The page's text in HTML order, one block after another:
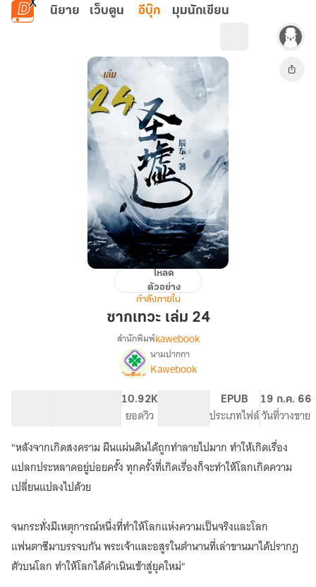
ข้ามไปยังเนื้อหาหลัก
นิยาย เว็บตูน อีบุ๊ก มุมนักเขียน
โหลด
ตัวอย่าง
กำลังภายใน
ซากเทวะ เล่ม 24
เรื่อง [นิยาย
แปล]
ซาก
เทวะ
อ่าน
ฟรี-
Pack)
สำนักพิมพ์kawebook
นามปากกา
Kawebook
10.92K
ยอดวิว
EPUB
ประเภทไฟล์
19 ก.ค. 66
วันที่วางขาย
"หลังจากเกิดสงคราม ผืนแผ่นดินได้ถูกทำลายไปมาก ทำให้เกิดเรื่อง
แปลกประหลาดอยู่บ่อยครั้ง ทุกครั้งที่เกิดเรื่องก็จะทำให้โลกเกิดความ
เปลี่ยนแปลงไปด้วย
จนกระทั่งมีเหตุการณ์หนึ่งที่ทำให้โลกแห่งความเป็นจริงและโลก
แฟนตาซีมาบรรจบกัน พระเจ้าและอสูรในตำนานที่เล่าขานมาได้ปรากฎ
ตัวบนโลก ทำให้โลกได้ดำเนินเข้าสู่ยุคใหม่"